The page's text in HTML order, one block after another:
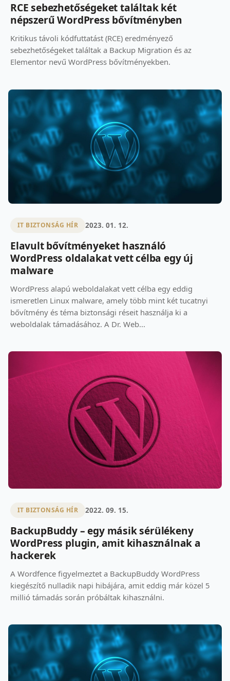
RCE sebezhetőségeket találtak két
népszerű WordPress bővítményben
Kritikus távoli kódfuttatást (RCE) eredményező
sebezhetőségeket találtak a Backup Migration és az
Elementor nevű WordPress bővítményekben.
IT BIZTONSÁG HÍR 2023. 01. 12.
Elavult bővítményeket használó
WordPress oldalakat vett célba egy új
malware
WordPress alapú weboldalakat vett célba egy eddig
ismeretlen Linux malware, amely több mint két tucatnyi
bővítmény és téma biztonsági réseit használja ki a
weboldalak támadásához. A Dr. Web...
IT BIZTONSÁG HÍR 2022. 09. 15.
BackupBuddy – egy másik sérülékeny
WordPress plugin, amit kihasználnak a
hackerek
A Wordfence figyelmeztet a BackupBuddy WordPress
kiegészítő nulladik napi hibájára, amit eddig már közel 5
millió támadás során próbáltak kihasználni.